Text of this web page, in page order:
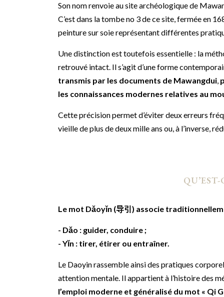
Son nom renvoie au site archéologique de
C’est dans la tombe no 3 de ce site, fermée en
peinture sur soie représentant différentes
Une distinction est toutefois essentielle : la
retrouvé intact. Il s’agit d’une forme
transmis par les documents de Mawangdui,
les connaissances modernes relatives au
Cette précision permet d’éviter deux erreurs
vieille de plus de deux mille ans ou, à l’inverse,
Le mot Dǎoyǐn (导引) associe
- Dǎo : guider, conduire ;
- Yǐn : tirer, étirer ou entraîner.
Le Daoyin rassemble ainsi des pratiques
attention mentale. Il appartient à l’histoire des
l’emploi moderne et généralisé du mot « Qi